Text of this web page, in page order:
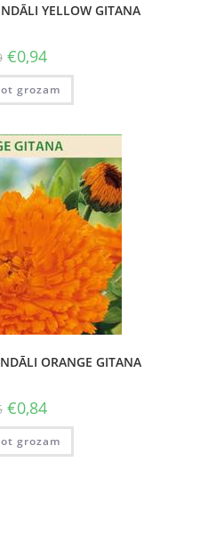
YELLOW GITANA
€0,94
grozam
ORANGE GITANA
€0,84
grozam